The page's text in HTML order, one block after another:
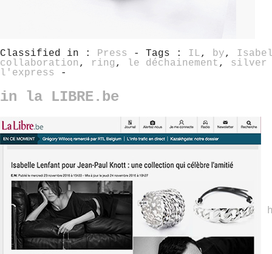
Classified in : Press - Tags : IL, by,
collaboration , ring , le déchainement , silver
l'express
-
in la LIBRE.be